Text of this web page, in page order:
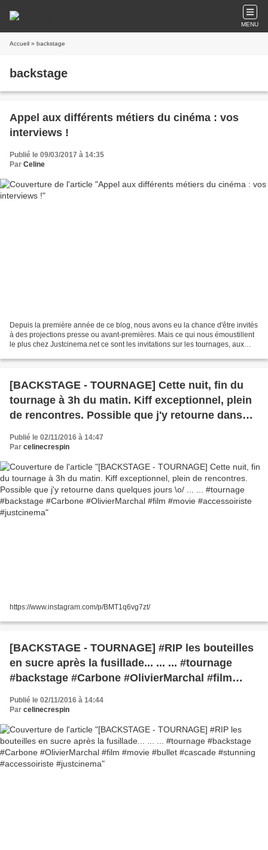
MENU
Accueil » backstage
backstage
Appel aux différents métiers du cinéma : vos
interviews !
Publié le 09/03/2017 à 14:35
Par Celine
Depuis la première année de ce blog, nous avons eu la chance d'être invités
à des projections presse ou avant-premières. Mais ce qui nous émoustillent
le plus chez Justcinema.net ce sont les invitations sur les tournages, aux
[BACKSTAGE - TOURNAGE] Cette nuit, fin du
tournage à 3h du matin. Kiff exceptionnel, plein
de rencontres. Possible que j'y retourne dans
#Carbone #OlivierMarchal #film #movie
Publié le 02/11/2016 à 14:47
Par celinecrespin
https://www.instagram.com/p/BMT1q6vg7zt/
[BACKSTAGE - TOURNAGE] #RIP les bouteilles
en sucre après la fusillade... ... ... #tournage
#backstage #Carbone #OlivierMarchal #film
#movie #bullet #cascade #stunning
#accessoiriste #justcinema
Publié le 02/11/2016 à 14:44
Par celinecrespin